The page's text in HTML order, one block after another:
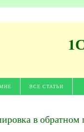
ВСЕ СТАТЬИ
в обратном